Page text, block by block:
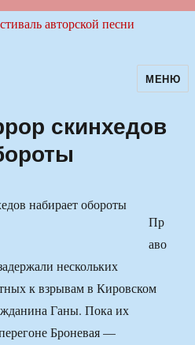
авторскойМЕНЮ
скинхедов
Пр
аво
нескольких
к взрывам в Кировском
Ганы. Пока их
Броневая —